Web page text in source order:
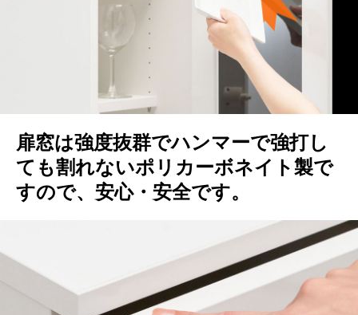
扉窓は強度抜群でハンマーで強打し
ても割れないポリカーボネイト製で
すので、安心・安全です。